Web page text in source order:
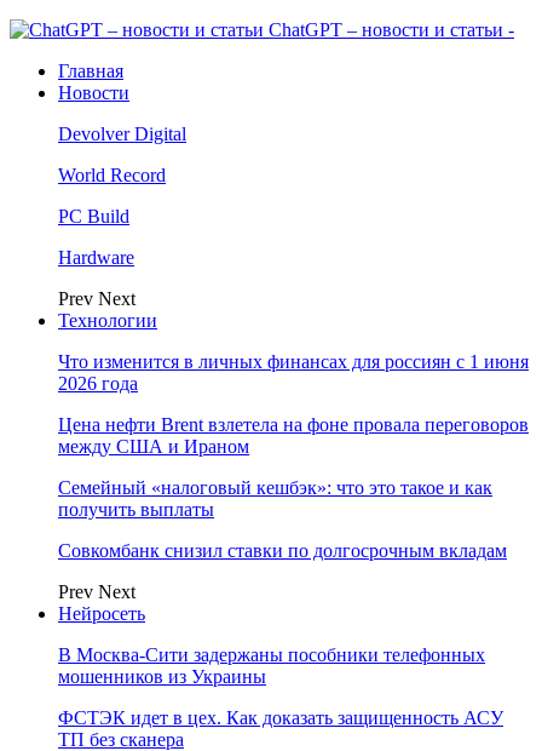
ChatGPT – новости и статьи -
Главная
Новости
Devolver Digital
World Record
PC Build
Hardware
Prev Next
Технологии
Что изменится в личных финансах для россиян с 1 июня
2026 года
Цена нефти Brent взлетела на фоне провала переговоров
между США и Ираном
Семейный «налоговый кешбэк»: что это такое и как
получить выплаты
Совкомбанк снизил ставки по долгосрочным вкладам
Prev Next
Нейросеть
В Москва-Сити задержаны пособники телефонных
мошенников из Украины
ФСТЭК идет в цех. Как доказать защищенность АСУ
ТП без сканера